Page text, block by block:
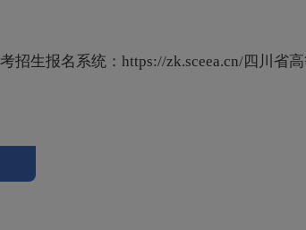
招生报名系统：https://zk.sceea.cn/四川省